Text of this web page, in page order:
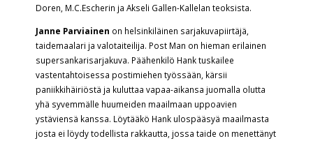
Doren, M.C.Escherin ja Akseli Gallen-Kallelan teoksista.
Janne Parviainen on helsinkiläinen sarjakuvapiirtäjä,
taidemaalari ja valotaiteilija. Post Man on hieman erilainen
supersankarisarjakuva. Päähenkilö Hank tuskailee
vastentahtoisessa postimiehen työssään, kärsii
paniikkihäiriöstä ja kuluttaa vapaa-aikansa juomalla olutta
yhä syvemmälle huumeiden maailmaan uppoavien
ystäviensä kanssa. Löytääkö Hank ulospääsyä maailmasta
josta ei löydy todellista rakkautta, jossa taide on menettänyt